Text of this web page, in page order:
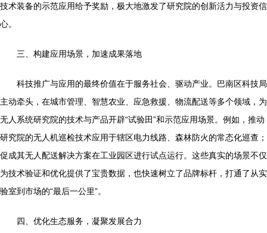
技术装备的示范应用给予奖励，极大地激发了研究院的创新活力与投资信
心。
三、构建应用场景，加速成果落地
科技推广与应用的最终价值在于服务社会、驱动产业。巴南区科技局
主动牵头，在城市管理、智慧农业、应急救援、物流配送等多个领域，为
无人系统研究院的技术与产品开辟“试验田”和示范应用场景。例如，推动
研究院的无人机巡检技术应用于辖区电力线路、森林防火的常态化巡查；
促成其无人配送解决方案在工业园区进行试点运行。这些真实的场景不仅
为技术验证和优化提供了宝贵数据，也快速树立了品牌标杆，打通了从实
验室到市场的“最后一公里”。
四、优化生态服务，凝聚发展合力